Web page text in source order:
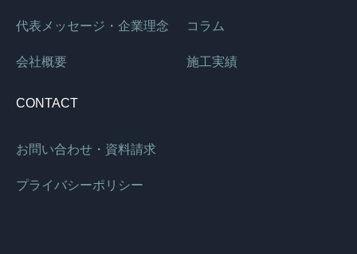
代表メッセージ・企業理念
会社概要
コラム
施工実績
CONTACT
お問い合わせ・資料請求
プライバシーポリシー